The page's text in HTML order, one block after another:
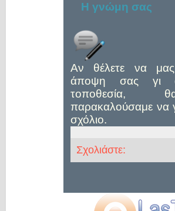
Η γνώμη σας
Αν θέλετε να
άποψη σας γι
τοποθεσία,
παρακαλούσαμε να
σχόλιο.
Σχολιάστε: